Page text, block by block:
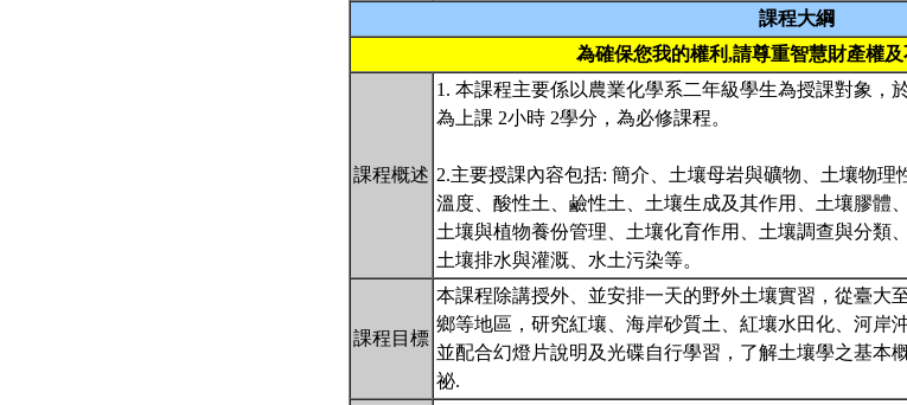
課程大綱
為確保您我的權利,請尊重智慧財產權
課程概述
1. 本課程主要係以農業化學系二年級學生為授課對象，
為上課 2小時 2學分，為必修課程。
2.主要授課內容包括: 簡介、土壤母岩與礦物、土壤物
溫度、酸性土、鹼性土、土壤生成及其作用、土壤膠體
土壤與植物養份管理、土壤化育作用、土壤調查與分類
土壤排水與灌溉、水土污染等。
課程目標
本課程除講授外、並安排一天的野外土壤實習，從臺大
鄉等地區，研究紅壤、海岸砂質土、紅壤水田化、河岸
並配合幻燈片說明及光碟自行學習，了解土壤學之基本
祕.